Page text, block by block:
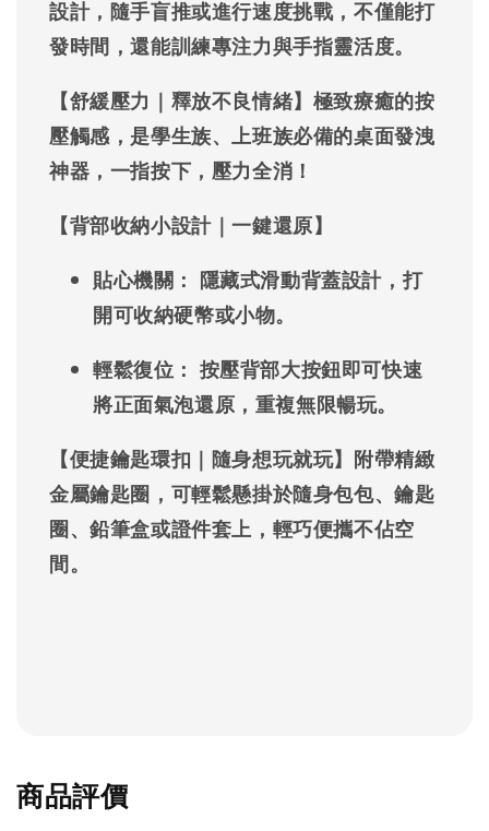
設計，隨手盲推或進行速度挑戰，不僅能打
發時間，還能訓練專注力與手指靈活度。
【舒緩壓力｜釋放不良情緒】 極致療癒的按
壓觸感，是學生族、上班族必備的桌面發洩
神器，一指按下，壓力全消！
【背部收納小設計｜一鍵還原】
貼心機關： 隱藏式滑動背蓋設計，打
開可收納硬幣或小物。
輕鬆復位： 按壓背部大按鈕即可快速
將正面氣泡還原，重複無限暢玩。
【便捷鑰匙環扣｜隨身想玩就玩】 附帶精緻
金屬鑰匙圈，可輕鬆懸掛於隨身包包、鑰匙
圈、鉛筆盒或證件套上，輕巧便攜不佔空
間。
商品評價